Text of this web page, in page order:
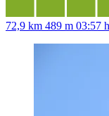
72,9 km 489 m 03:57